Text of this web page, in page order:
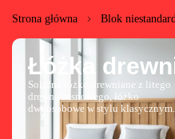
Strona główna Blok
Łóżka
Solidne łóżko drewniane z litego
drewna sosnowego, łóżko
dwuosobowe w stylu klasycznym.